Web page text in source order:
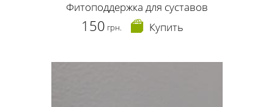
Фитоподдержка для суставов
150 грн. Купить